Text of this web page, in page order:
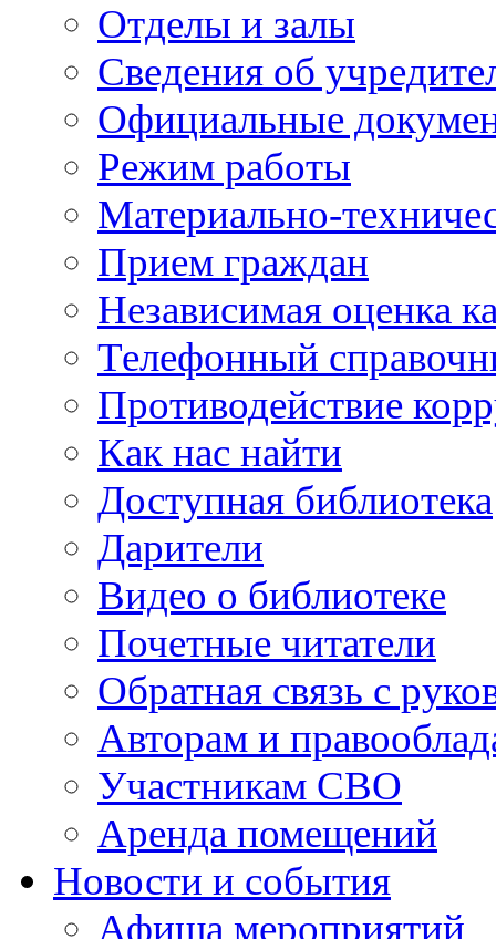
Отделы и залы
Сведения об
Официальные
Режим работы
Материально-
Прием граждан
Независимая оценка
Телефонный
Противодействие
Как нас найти
Доступная библиотека
Дарители
Видео о библиотеке
Почетные читатели
Обратная связь с
Авторам и
Участникам СВО
Аренда помещений
Новости и события
Афиша мероприятий